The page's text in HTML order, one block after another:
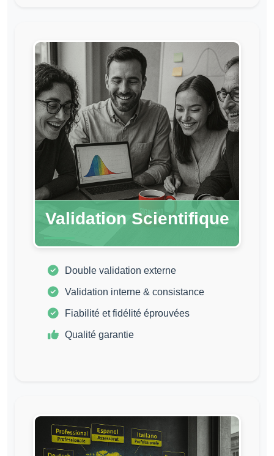
Validation Scientifique
Double validation externe
Validation interne & consistance
Fiabilité et fidélité éprouvées
Qualité garantie